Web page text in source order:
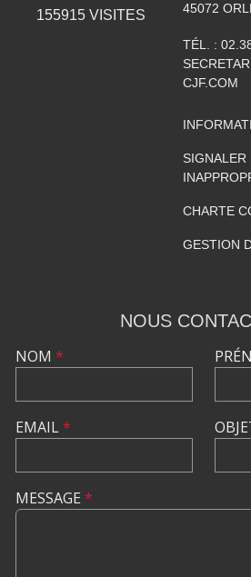
155915 VISITES
45072
TÉL. :
CJF.COM
SIGNALER
CHARTE
GESTION
NOUS
NOM *
EMAIL*
MESSAGE *